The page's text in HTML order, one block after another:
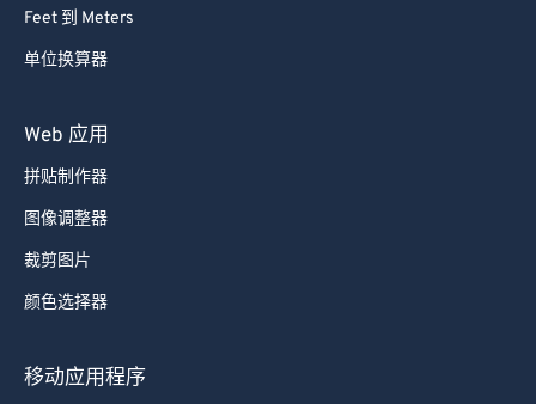
Feet 到 Meters
单位换算器
Web 应用
拼贴制作器
图像调整器
裁剪图片
颜色选择器
移动应用程序